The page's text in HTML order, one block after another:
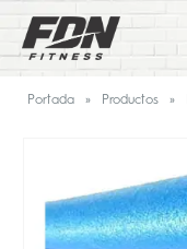
Portada » Productos »